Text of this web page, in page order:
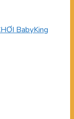
BabyKing